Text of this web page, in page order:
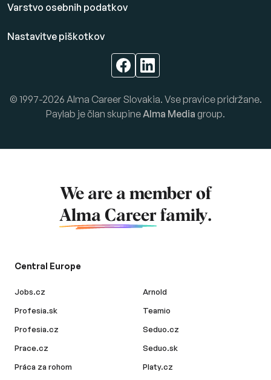
Varstvo osebnih podatkov
Nastavitve piškotkov
© 1997-2026 Alma Career Slovakia. Vse pravice pridržane.
Paylab je član skupineAlma Media group.
We are a member of
Alma Career family.
Central Europe
Jobs.cz
Profesia.sk
Profesia.cz
Prace.cz
Práca za rohom
Arnold
Teamio
Seduo.cz
Seduo.sk
Platy.cz